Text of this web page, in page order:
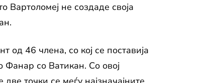
Вартоломеј не создаде своја
од 46 члена, со кој се поставија
Фанар со Ватикан. Со овој